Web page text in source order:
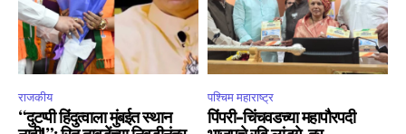
राजकीय
“दुटप्पी हिंदुत्वाला मुंबईत स्थान
पश्चिम महाराष्ट्र
पिंपरी-चिंचवडच्या महापौरपदी